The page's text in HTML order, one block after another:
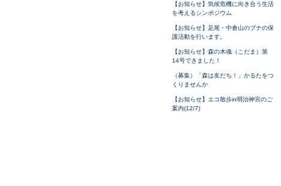
【お知らせ】気候危機に向き合う生活
を考えるシンポジウム
【お知らせ】足尾・中倉山のブナの保
護活動を行います。
【お知らせ】森の木魂（こだま）第
14号できました！
（募集）「森は友だち！」かるたをつ
くりませんか
【お知らせ】エコ散歩in明治神宮のご
案内(12/7)